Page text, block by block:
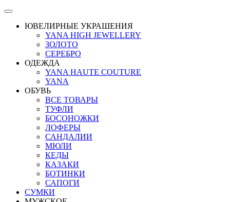
ЮВЕЛИРНЫЕ УКРАШЕНИЯ
YANA HIGH JEWELLERY
ЗОЛОТО
СЕРЕБРО
ОДЕЖДА
YANA HAUTE COUTURE
YANA
ОБУВЬ
ВСЕ ТОВАРЫ
ТУФЛИ
БОСОНОЖКИ
ЛОФЕРЫ
САНДАЛИИ
МЮЛИ
КЕДЫ
КАЗАКИ
БОТИНКИ
САПОГИ
СУМКИ